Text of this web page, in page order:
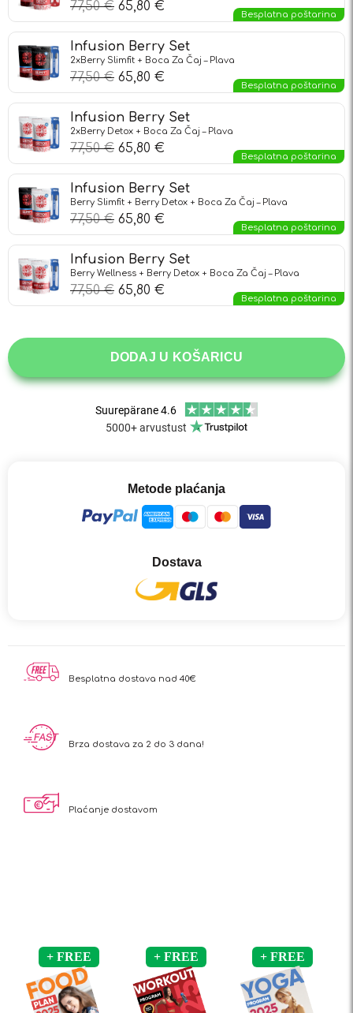
77,50€ 65,80 €
Besplatna poštarina
Infusion Berry Set
2xBerry Slimfit + Boca Za Čaj – Plava
77,50€ 65,80 €
Besplatna poštarina
Infusion Berry Set
2xBerry Detox + Boca Za Čaj – Plava
77,50€ 65,80 €
Besplatna poštarina
Infusion Berry Set
Berry Slimfit + Berry Detox + Boca Za Čaj – Plava
77,50€ 65,80 €
Besplatna poštarina
Infusion Berry Set
Berry Wellness + Berry Detox + Boca Za Čaj – Plava
77,50€ 65,80 €
Besplatna poštarina
DODAJ U KOŠARICU
Metode plaćanja
Dostava
Besplatna dostava nad 40€
Brza dostava za 2 do 3 dana!
Plaćanje dostavom